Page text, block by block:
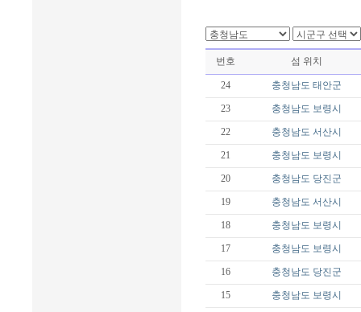
번호 섬 위치
24 충청남도 태안군
23 충청남도 보령시
22 충청남도 서산시
21 충청남도 보령시
20 충청남도 당진군
19 충청남도 서산시
18 충청남도 보령시
17 충청남도 보령시
16 충청남도 당진군
15 충청남도 보령시